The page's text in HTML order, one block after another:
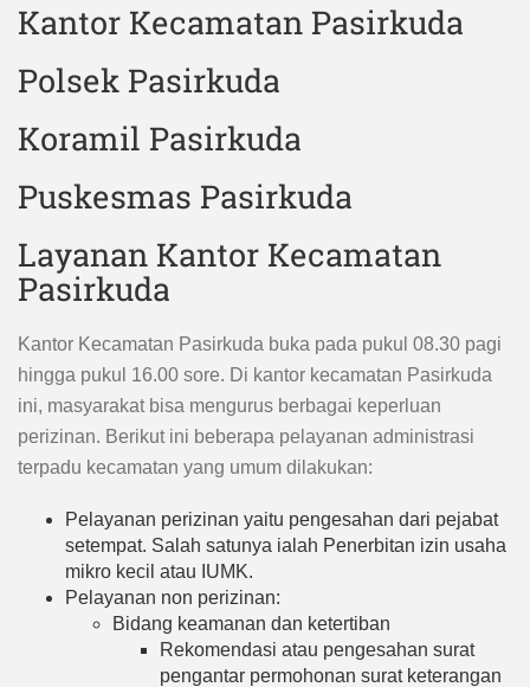
Kantor Kecamatan Pasirkuda
Polsek Pasirkuda
Koramil Pasirkuda
Puskesmas Pasirkuda
Layanan Kantor Kecamatan
Pasirkuda
Kantor Kecamatan Pasirkuda buka pada pukul 08.30 pagi
hingga pukul 16.00 sore. Di kantor kecamatan Pasirkuda
ini, masyarakat bisa mengurus berbagai keperluan
perizinan. Berikut ini beberapa pelayanan administrasi
terpadu kecamatan yang umum dilakukan:
Pelayanan perizinan yaitu pengesahan dari pejabat
setempat. Salah satunya ialah Penerbitan izin usaha
mikro kecil atau IUMK.
Pelayanan non perizinan:
Bidang keamanan dan ketertiban
Rekomendasi atau pengesahan surat
pengantar permohonan surat keterangan